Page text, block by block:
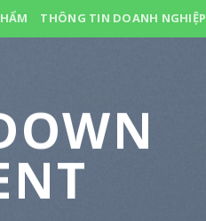
THÔNG TIN DOANH NGHIỆP